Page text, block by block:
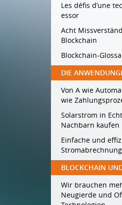
Les défis d’une
essor
Acht
Blockchain
Blockchain-
DIE
Von A wie
wie
Solarstrom in
Nachbarn kaufen
Einfache und
BLOCKCHAIN
Wir brauchen
Neugierde und